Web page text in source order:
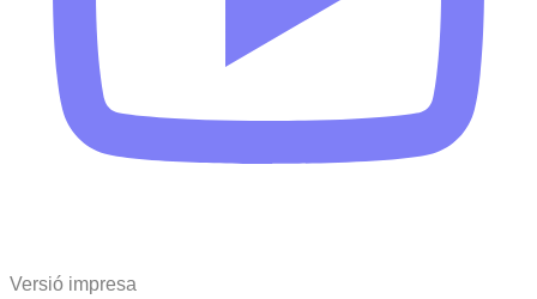
Versió impresa